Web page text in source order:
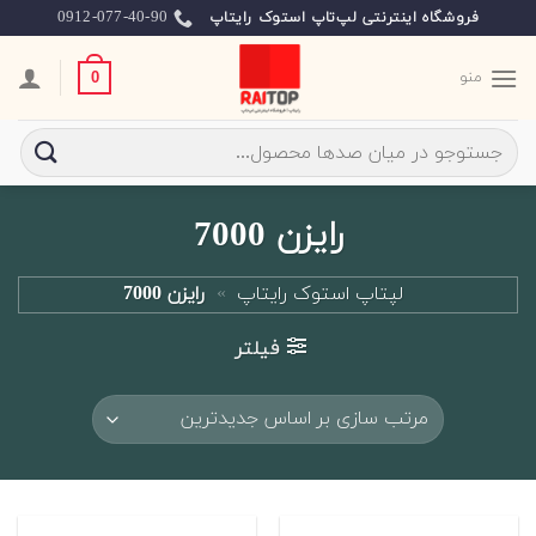
to
content
فروشگاه اینترنتی لپ‌تاپ استوک رایتاپ 0912-077-40-90
منو 0
جستجو
برای:
رایزن 7000
لپتاپ استوک رایتاپ » رایزن 7000
فیلتر